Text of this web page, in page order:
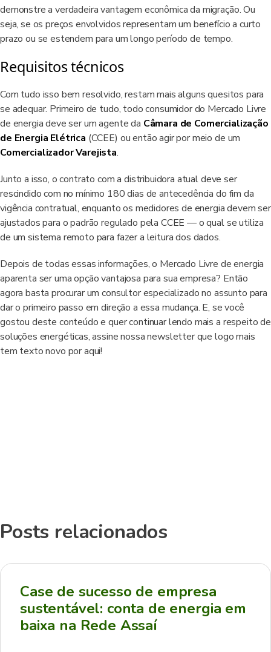
demonstre a verdadeira vantagem econômica da migração. Ou
seja, se os preços envolvidos representam um benefício a curto
prazo ou se estendem para um longo período de tempo.
Requisitos técnicos
Com tudo isso bem resolvido, restam mais alguns quesitos para
se adequar. Primeiro de tudo, todo consumidor do Mercado Livre
de energia deve ser um agente da Câmara de Comercialização
de Energia Elétrica (CCEE) ou então agir por meio de um
ComercializadorVarejista.
Junto a isso, o contrato com a distribuidora atual deve ser
rescindido com no mínimo 180 dias de antecedência do fim da
vigência contratual, enquanto os medidores de energia devem ser
ajustados para o padrão regulado pela CCEE — o qual se utiliza
de um sistema remoto para fazer a leitura dos dados.
Depois de todas essas informações, o Mercado Livre de energia
aparenta ser uma opção vantajosa para sua empresa? Então
agora basta procurar um consultor especializado no assunto para
dar o primeiro passo em direção a essa mudança. E, se você
gostou deste conteúdo e quer continuar lendo mais a respeito de
soluções energéticas, assine nossa newsletter que logo mais
tem texto novo por aqui!
Posts relacionados
Case de sucesso de empresa
sustentável: conta de energia em
baixa na Rede Assaí